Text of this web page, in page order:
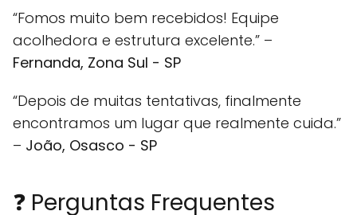
“Fomos muito bem recebidos! Equipe
acolhedora e estrutura excelente.” –
Fernanda, Zona Sul - SP
“Depois de muitas tentativas, finalmente
encontramos um lugar que realmente cuida.”
– João, Osasco - SP
❓ Perguntas Frequentes